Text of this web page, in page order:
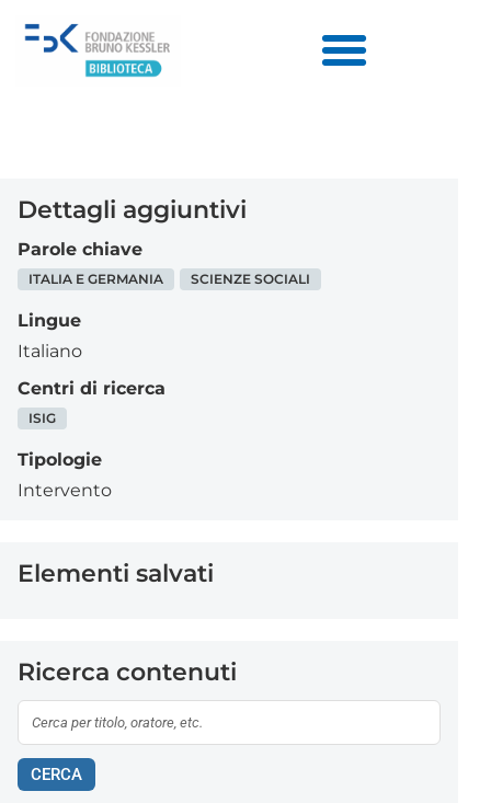
Dettagli aggiuntivi
Parole chiave
ITALIA E GERMANIA SCIENZE SOCIALI
Lingue
Italiano
Centri di ricerca
ISIG
Tipologie
Intervento
Elementi salvati
Ricerca contenuti
CERCA